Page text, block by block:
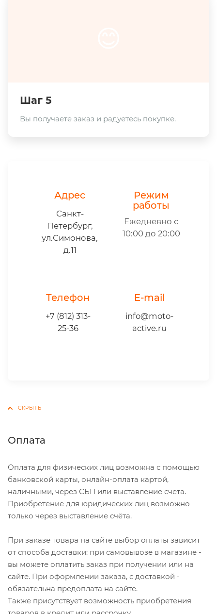
Шаг 5
Вы получаете заказ и радуетесь покупке.
Адрес
Санкт-
Петербург,
ул.Симонова,
д.11
Режим
работы
Ежедневно с
10:00 до 20:00
Телефон
+7 (812) 313-
25-36
E-mail
info@moto-
active.ru
Оплата
Оплата для физических лиц возможна с помощью
банковской карты, онлайн-оплата картой,
наличными, через СБП или выставление счёта.
Приобретение для юридических лиц возможно
только через выставление счёта.
При заказе товара на сайте выбор оплаты зависит
от способа доставки: при самовывозе в магазине -
вы можете оплатить заказ при получении или на
сайте. При оформлении заказа, с доставкой -
обязательна предоплата на сайте.
Также присутствует возможность приобретения